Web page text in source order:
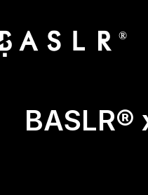
®
BASLR®